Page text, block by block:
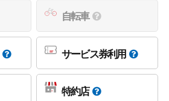
自転車
サービス券利用
特約店